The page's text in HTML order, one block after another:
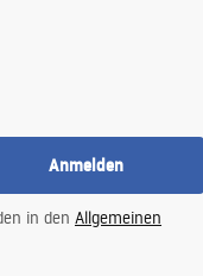
Anmelden
in den Allgemeinen